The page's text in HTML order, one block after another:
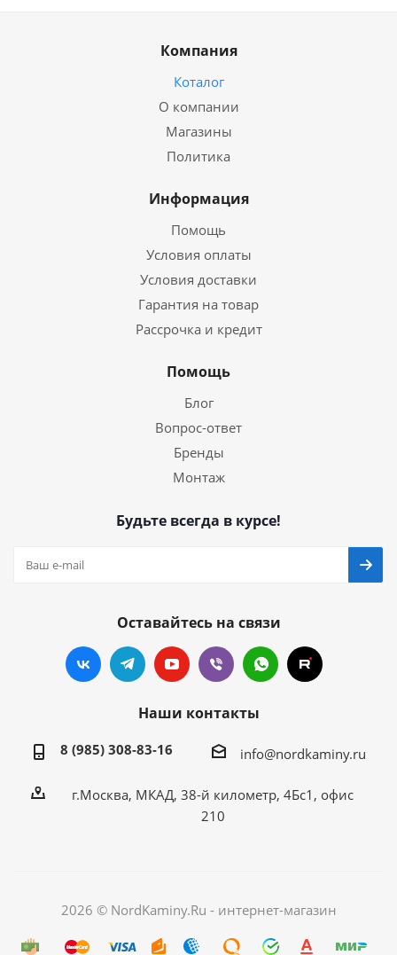
Компания
Коталог
О компании
Магазины
Политика
Информация
Помощь
Условия оплаты
Условия доставки
Гарантия на товар
Рассрочка и кредит
Помощь
Блог
Вопрос-ответ
Бренды
Монтаж
Будьте всегда в курсе!
Оставайтесь на связи
Наши контакты
8 (985) 308-83-16 info@nordkaminy.ru
г.Москва, МКАД, 38-й километр, 4Бс1, офис
210
2026 © NordKaminy.Ru - интернет-магазин